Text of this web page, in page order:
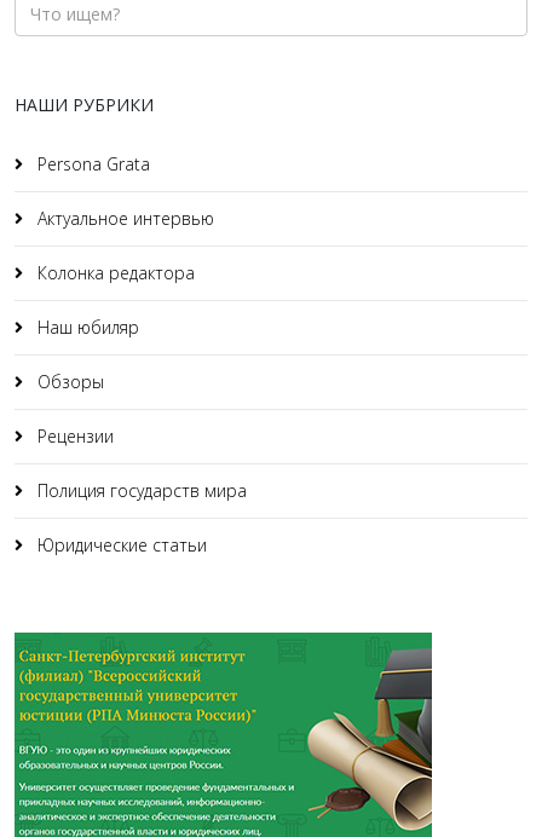
НАШИ РУБРИКИ
Persona Grata
Актуальное интервью
Колонка редактора
Наш юбиляр
Обзоры
Рецензии
Полиция государств мира
Юридические статьи